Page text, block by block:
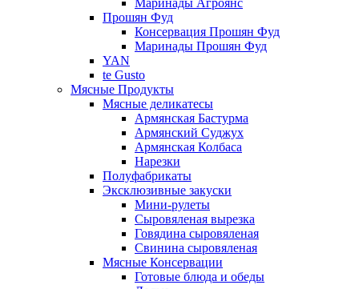
Маринады Агроянс
Прошян Фуд
Консервация Прошян Фуд
Маринады Прошян Фуд
YAN
te Gusto
Мясные Продукты
Мясные деликатесы
Армянская Бастурма
Армянский Суджух
Армянская Колбаса
Нарезки
Полуфабрикаты
Эксклюзивные закуски
Мини-рулеты
Сыровяленая вырезка
Говядина сыровяленая
Свинина сыровяленая
Мясные Консервации
Готовые блюда и обеды